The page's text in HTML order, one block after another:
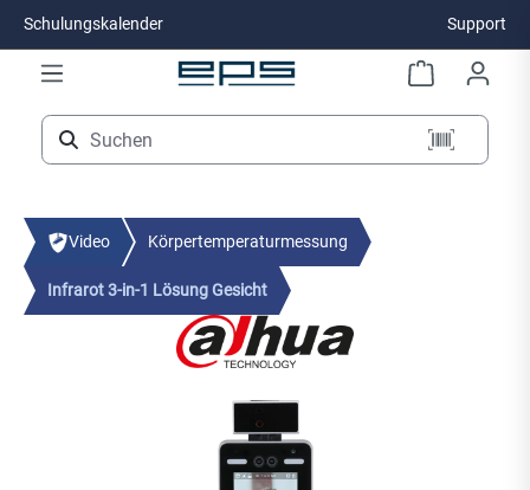
Zum Hauptinhalt springen
Schulungskalender Support
Video Körpertemperaturmessung
Infrarot 3-in-1 Lösung Gesicht
Bildergalerie überspringen